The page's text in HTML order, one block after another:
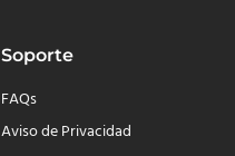
Soporte
FAQs
Aviso de Privacidad